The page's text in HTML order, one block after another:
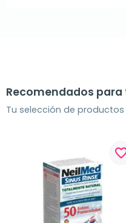
Recomendados para
Tu selección de productos